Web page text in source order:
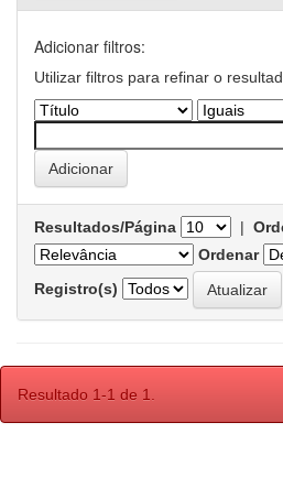
Adicionar filtros:
Utilizar filtros para refinar o
Resultados/Página |
Ordenar
Registro(s)
Resultado 1-1 de 1.